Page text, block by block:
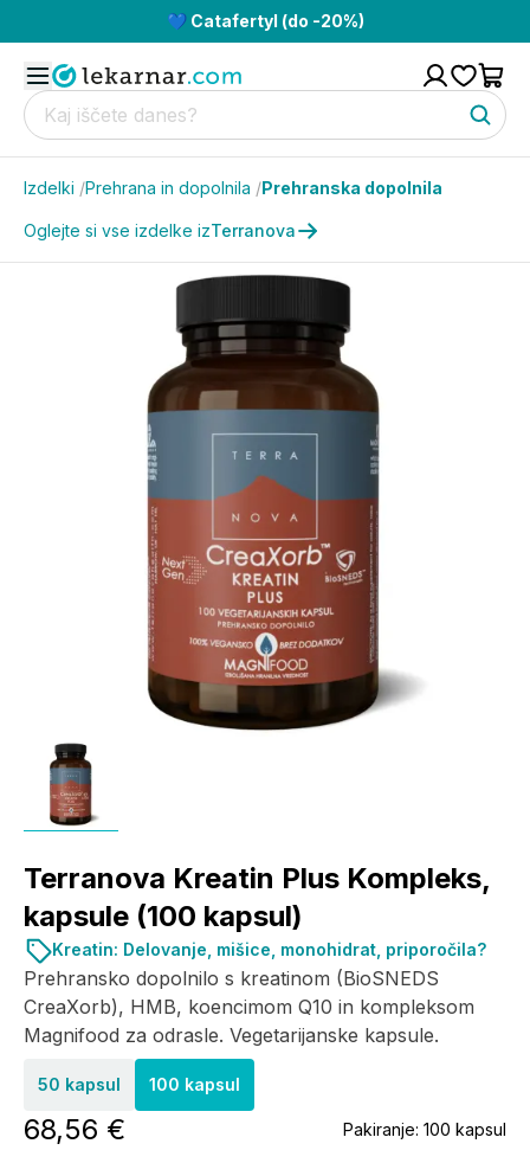
💙 Catafertyl (do -20%)
Izdelki /Prehrana in dopolnila /Prehranska dopolnila
Oglejte si vse izdelke izTerranova
Terranova Kreatin Plus Kompleks,
kapsule (100 kapsul)
Prehransko dopolnilo s kreatinom (BioSNEDS
CreaXorb), HMB, koencimom Q10 in kompleksom
Magnifood za odrasle. Vegetarijanske kapsule.
50 kapsul 100 kapsul
68,56 € Pakiranje: 100 kapsul
Kreatin: Delovanje, mišice, monohidrat, priporočila?